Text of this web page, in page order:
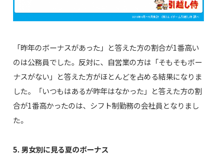
「昨年のボーナスがあった」と答えた方の割合が1番高い
のは公務員でした。反対に、自営業の方は「そもそもボー
ナスがない」と答えた方がほとんどを占める結果になりま
した。「いつもはあるが昨年はなかった」と答えた方の割
合が1番高かったのは、シフト制勤務の会社員となりまし
た。
5. 男女別に見る夏のボーナス